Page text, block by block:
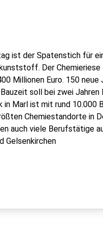
ist der Spatenstich für
Der Chemieriese
Millionen Euro. 150 neue
soll bei zwei Jahren
in Marl ist mit rund 10.000
Chemiestandorte in
auch viele Berufstätige
Gelsenkirchen